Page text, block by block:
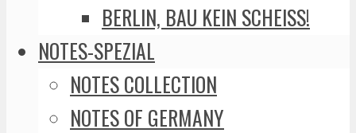
BERLIN, BAU KEIN SCHEISS!
NOTES-SPEZIAL
NOTES COLLECTION
NOTES OF GERMANY